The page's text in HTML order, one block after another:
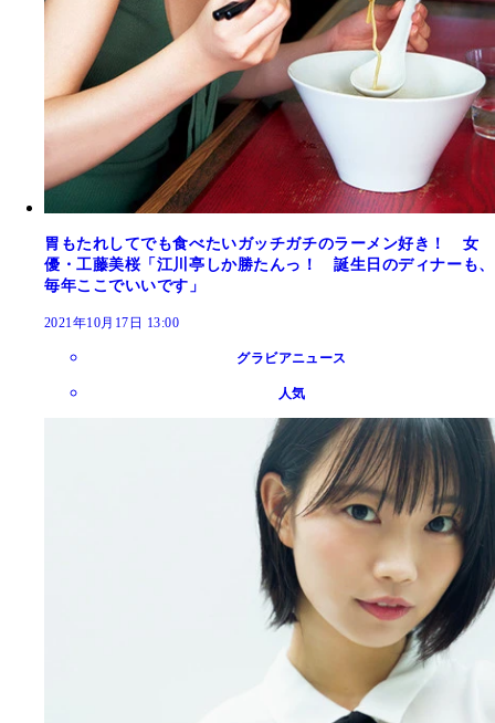
胃もたれしてでも食べたいガッチガチのラーメン好き！ 女
優・工藤美桜「江川亭しか勝たんっ！ 誕生日のディナーも、
毎年ここでいいです」
2021年10月17日 13:00
グラビアニュース
人気